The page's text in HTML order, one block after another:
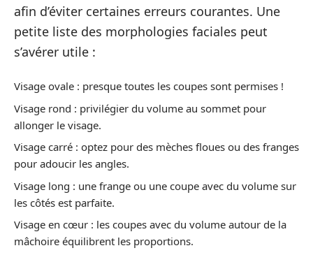
afin d’éviter certaines erreurs courantes. Une
petite liste des morphologies faciales peut
s’avérer utile :
Visage ovale : presque toutes les coupes sont permises !
Visage rond : privilégier du volume au sommet pour
allonger le visage.
Visage carré : optez pour des mèches floues ou des franges
pour adoucir les angles.
Visage long : une frange ou une coupe avec du volume sur
les côtés est parfaite.
Visage en cœur : les coupes avec du volume autour de la
mâchoire équilibrent les proportions.